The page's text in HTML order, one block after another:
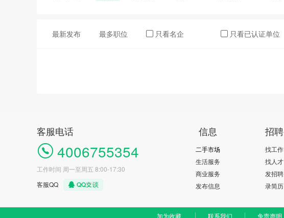
最新发布 最多职位 只看名企 只看已认证单位
客服电话
4006755354
工作时间 周一至周五 8:00-17:30
客服QQ
信息
二手市场
生活服务
商业服务
发布信息
招聘
找工作
找人才
发招聘
录简历
加为收藏 联系我们 免责声明